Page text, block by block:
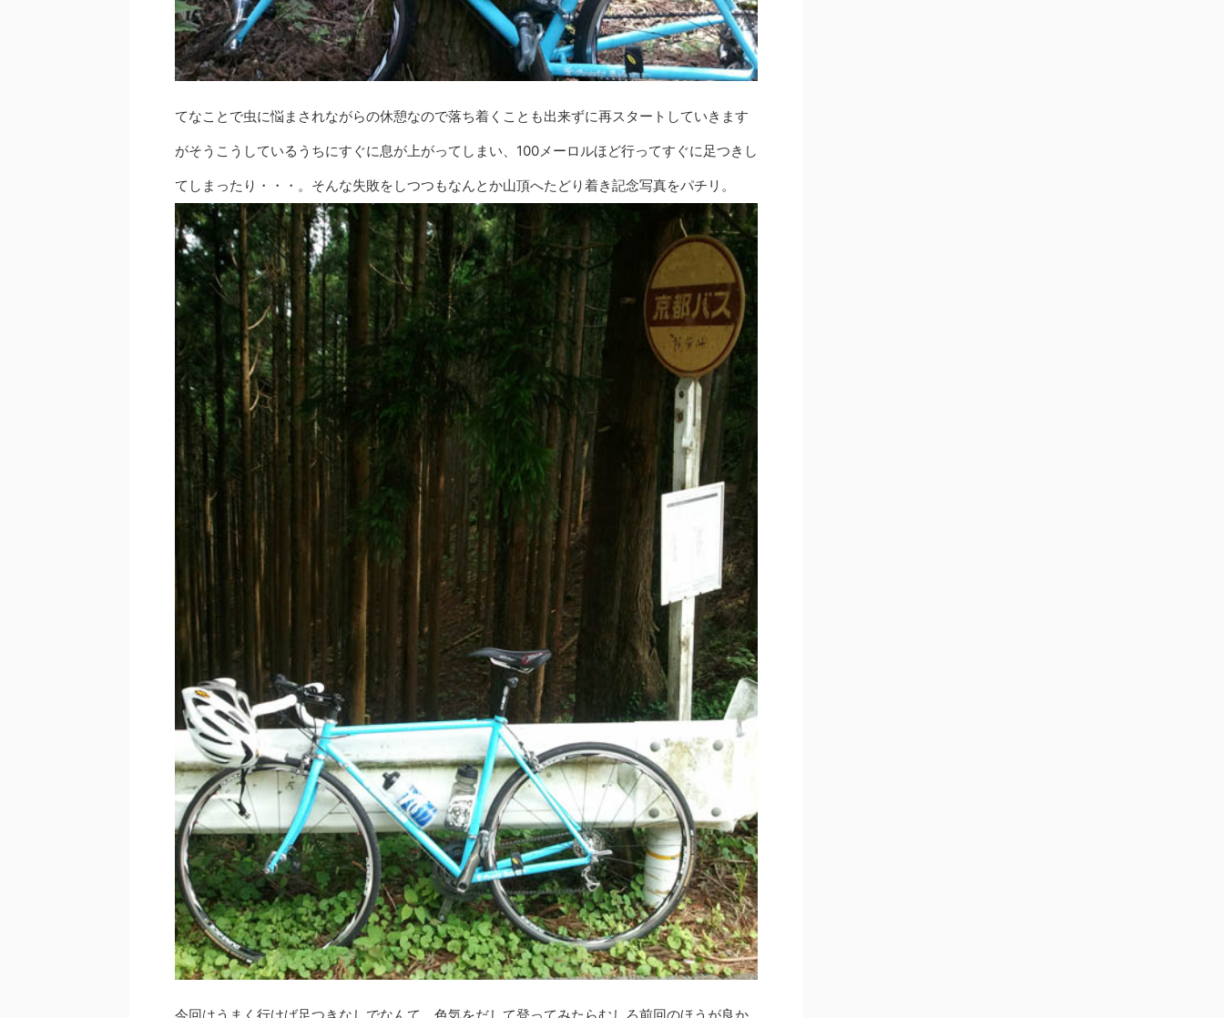
てなことで虫に悩まされながらの休憩なので落ち着くことも出来ずに再スタートしていきます
がそうこうしているうちにすぐに息が上がってしまい、100メーロルほど行ってすぐに足つきし
てしまったり・・・。そんな失敗をしつつもなんとか山頂へたどり着き記念写真をパチリ。